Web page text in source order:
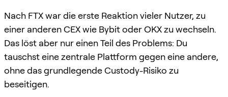
Nach FTX war die erste Reaktion vieler Nutzer, zu
einer anderen CEX wie Bybit oder OKX zu wechseln.
Das löst aber nur einen Teil des Problems: Du
tauschst eine zentrale Plattform gegen eine andere,
ohne das grundlegende Custody-Risiko zu
beseitigen.